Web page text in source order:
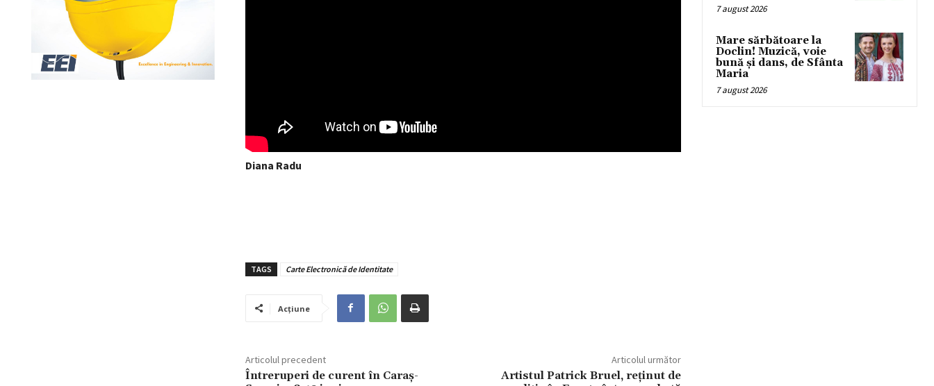
Diana Radu
TAGS Carte Electronică de Identitate
Acțiune
Articolul precedent
Întreruperi de curent în Caraș-
Articolul următor
Artistul Patrick Bruel, reținut de
7 august 2026
Mare sărbătoare la
Doclin! Muzică, voie
bună și dans, de Sfânta
Maria
7 august 2026